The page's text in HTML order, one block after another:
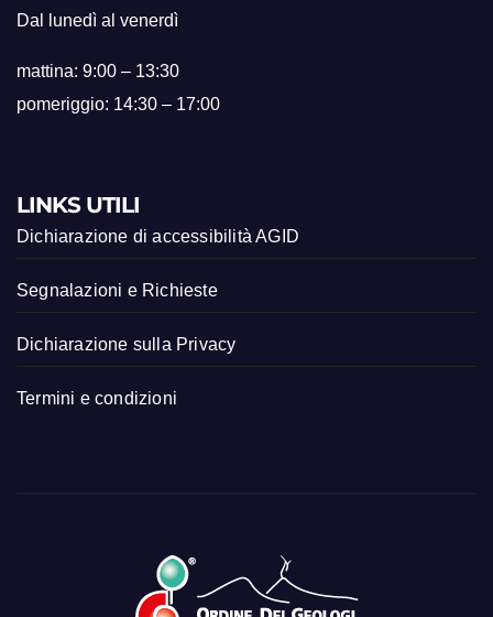
Dal lunedì al venerdì
mattina: 9:00 – 13:30
pomeriggio: 14:30 – 17:00
LINKS UTILI
Dichiarazione di accessibilità AGID
Segnalazioni e Richieste
Dichiarazione sulla Privacy
Termini e condizioni